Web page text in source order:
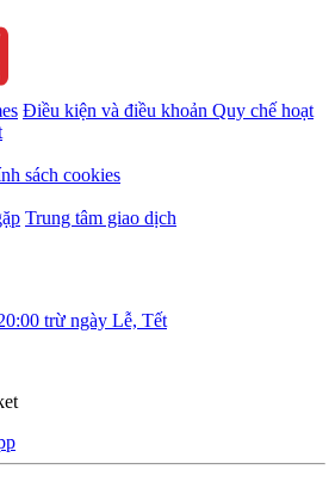
Điều kiện và điều khoản Quy chế hoạt
sách cookies
Trung tâm giao dịch
trừ ngày Lễ, Tết